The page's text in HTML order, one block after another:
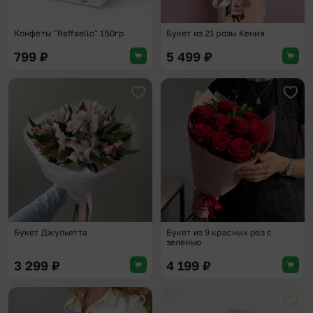
Конфеты "Raffaello" 150гр
799 ₽
Букет из 21 розы Кения
5 499 ₽
Добавить в избранное
Букет Джульетта
3 299 ₽
Букет из 9 красных роз с
зеленью
4 199 ₽